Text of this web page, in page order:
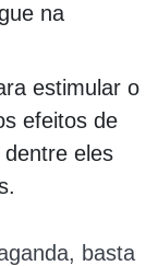
na
estimular o
efeitos de
eles
basta